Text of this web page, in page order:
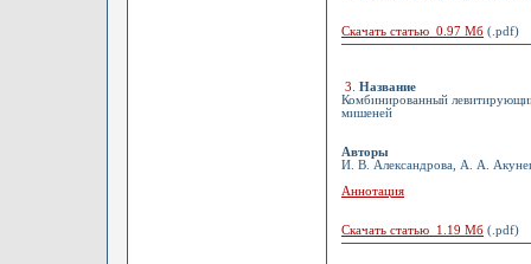
Скачать статью 0.97 Мб (.pdf)
3
Название
Комбинированный
мишеней
Авторы
И. В. Александрова, А. А.
Аннотация
Скачать статью 1.19 Мб (.pdf)